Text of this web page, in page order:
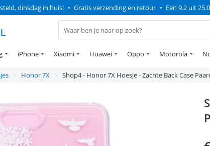
dinsdag in huis! • Gratis verzending en retour • Een 9.2 uit
iPhone Xiaomi Huawei Oppo Motorola
Honor 7X Shop4 - Honor 7X Hoesje - Zachte Back Case